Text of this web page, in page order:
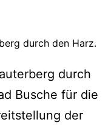
durch den Harz.
durch
Busche für die
der